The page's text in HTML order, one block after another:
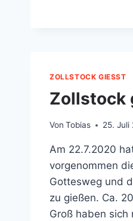
ZOLLSTOCK GIESST
Zollstock
Von Tobias 25. Juli
Am 22.7.2020
vorgenommen
Gottesweg und
zu gießen. Ca.
Groß haben sich